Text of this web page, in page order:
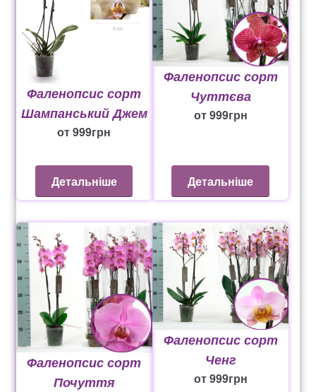
Фаленопсис сорт
Шампанський Джем
от999грн
Детальніше
Фаленопсис сорт
Чуттєва
от999грн
Детальніше
Фаленопсис сорт
Почуття
Фаленопсис сорт
Ченг
от999грн